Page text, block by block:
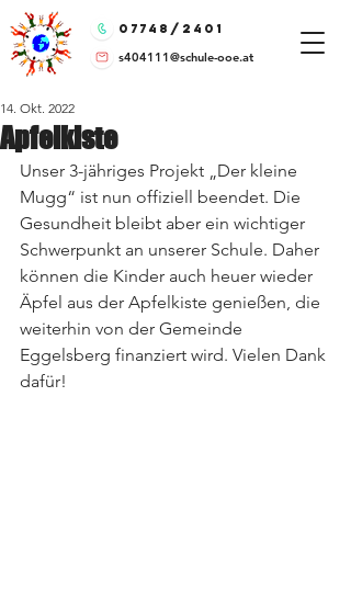
07748/2401
s404111@schule-ooe.at
Apfelkiste
14. Okt. 2022
Unser 3-jähriges Projekt „Der kleine
Mugg“ ist nun offiziell beendet. Die
Gesundheit bleibt aber ein wichtiger
Schwerpunkt an unserer Schule. Daher
können die Kinder auch heuer wieder
Äpfel aus der Apfelkiste genießen, die
weiterhin von der Gemeinde
Eggelsberg finanziert wird. Vielen Dank
dafür!